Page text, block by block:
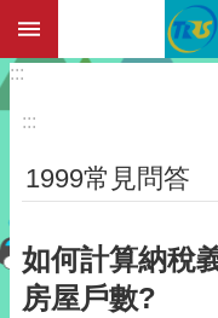
跳到主要內容區塊
:::
:::
1999常見問答
如何計算納稅
房屋戶數?